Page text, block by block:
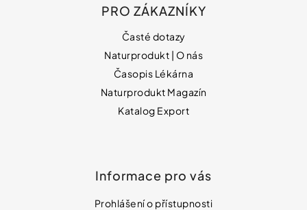
PRO ZÁKAZNÍKY
Časté dotazy
Naturprodukt | O nás
Časopis Lékárna
Naturprodukt Magazín
Katalog Export
Informace pro vás
Prohlášení o přístupnosti